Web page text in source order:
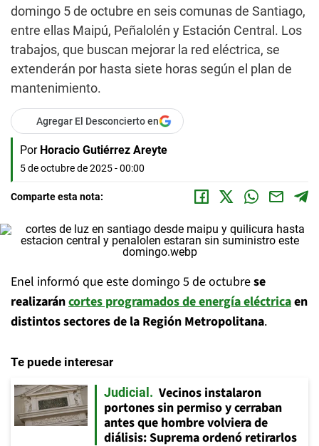
domingo 5 de octubre en seis comunas de Santiago,
entre ellas Maipú, Peñalolén y Estación Central. Los
trabajos, que buscan mejorar la red eléctrica, se
extenderán por hasta siete horas según el plan de
mantenimiento.
Agregar El Desconcierto en
Por Horacio Gutiérrez Areyte
5 de octubre de 2025 - 00:00
Comparte esta nota:
Enel informó que este domingo 5 de octubrese
realizaráncortes programados de energía eléctricaen
distintos sectores de la Región Metropolitana.
Te puede interesar
Judicial
Vecinos instalaron
portones sin permiso y cerraban
antes que hombre volviera de
diálisis: Suprema ordenó retirarlos